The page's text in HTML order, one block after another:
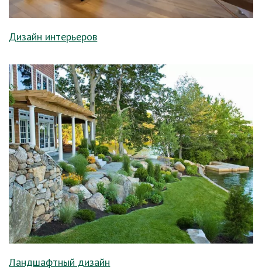
Дизайн интерьеров
Ландшафтный дизайн